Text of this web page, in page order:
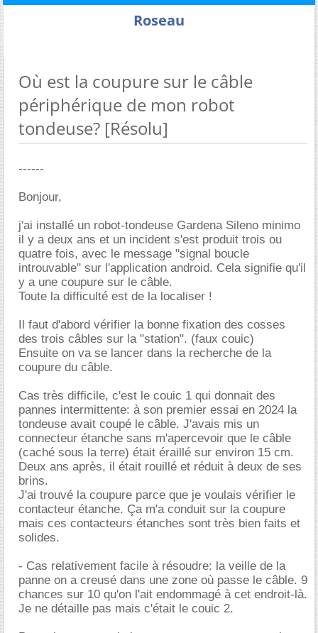
Roseau
Où est la coupure sur le câble
périphérique de mon robot
tondeuse? [Résolu]
------
Bonjour,
j'ai installé un robot-tondeuse Gardena Sileno minimo
il y a deux ans et un incident s'est produit trois ou
quatre fois, avec le message "signal boucle
introuvable" sur l'application android. Cela signifie qu'il
y a une coupure sur le câble.
Toute la difficulté est de la localiser !
Il faut d'abord vérifier la bonne fixation des cosses
des trois câbles sur la "station". (faux couic)
Ensuite on va se lancer dans la recherche de la
coupure du câble.
Cas très difficile, c'est le couic 1 qui donnait des
pannes intermittente: à son premier essai en 2024 la
tondeuse avait coupé le câble. J'avais mis un
connecteur étanche sans m'apercevoir que le câble
(caché sous la terre) était éraillé sur environ 15 cm.
Deux ans après, il était rouillé et réduit à deux de ses
brins.
J'ai trouvé la coupure parce que je voulais vérifier le
contacteur étanche. Ça m'a conduit sur la coupure
mais ces contacteurs étanches sont très bien faits et
solides.
- Cas relativement facile à résoudre: la veille de la
panne on a creusé dans une zone où passe le câble. 9
chances sur 10 qu'on l'ait endommagé à cet endroit-là.
Je ne détaille pas mais c'était le couic 2.